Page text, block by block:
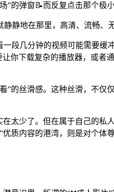
的弹窗📝而反复点击那个极
静地在那里，高清、流畅、
段几分钟的视频可能需要缓
你下载复杂的播放器，或者
”的丝滑感。这种丝滑，不
太少了。但在属于自己的私
质内容的港湾，则是对个体